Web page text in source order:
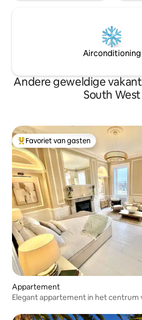
Airconditioning
Andere geweldige
South West
Topfavoriet van gasten
Favoriet van gasten
Appartement
Elegant appartement in het centrum